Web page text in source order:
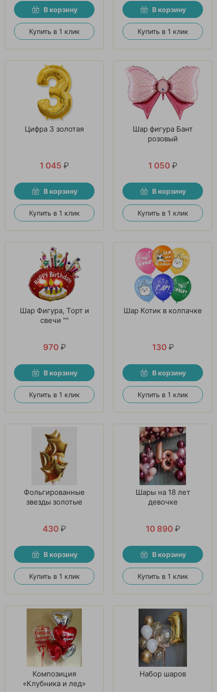
В корзину
Купить в 1 клик
В корзину
Купить в 1 клик
Цифра 3 золотая
1 045 ₽
В корзину
Купить в 1 клик
Шар фигура Бант
розовый
1 050 ₽
В корзину
Купить в 1 клик
Шар Фигура, Торт и
свечи ""
970 ₽
В корзину
Купить в 1 клик
Шар Котик в колпачке
130 ₽
В корзину
Купить в 1 клик
Фольгированные
звезды золотые
430 ₽
В корзину
Купить в 1 клик
Шары на 18 лет
девочке
10 890 ₽
В корзину
Купить в 1 клик
Композиция
«Клубника и лед»
Набор шаров